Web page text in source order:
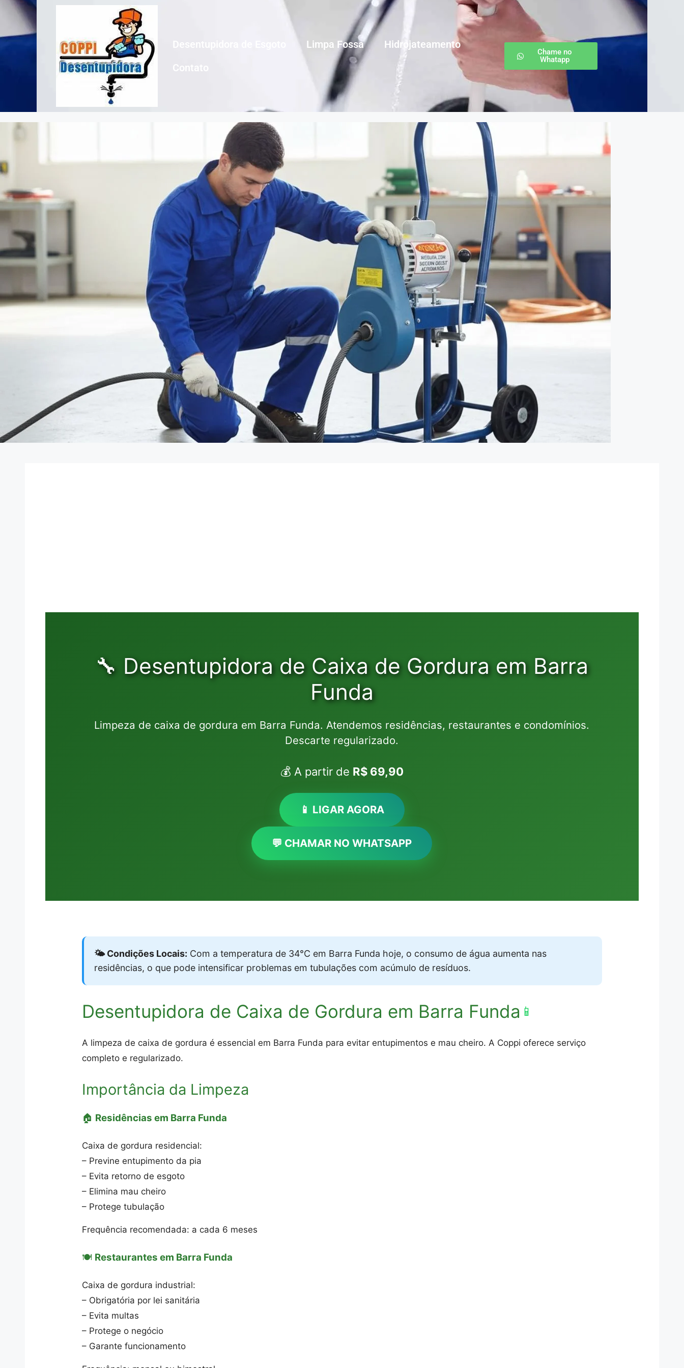
Limpa Fossa
Hidrojateamento
Chame no
Whatapp
🔧 Desentupidora de Caixa de Gordura em Barra
Funda
Limpeza de caixa de gordura em Barra Funda. Atendemos residências, restaurantes e condomínios.
Descarte regularizado.
💰 A partir de R$ 69,90
📱 LIGAR AGORA
💬 CHAMAR NO WHATSAPP
🌤️ Condições Locais: Com a temperatura de 34°C em Barra Funda hoje, o consumo de água aumenta nas
residências, o que pode intensificar problemas em tubulações com acúmulo de resíduos.
Desentupidora de Caixa de Gordura em Barra Funda 📱
A limpeza de caixa de gordura é essencial em Barra Funda para evitar entupimentos e mau cheiro. A Coppi oferece serviço
completo e regularizado.
Importância da Limpeza
🏠 Residências em Barra Funda
Caixa de gordura residencial:
– Previne entupimento da pia
– Evita retorno de esgoto
– Elimina mau cheiro
– Protege tubulação
Frequência recomendada: a cada 6 meses
🍽️ Restaurantes em Barra Funda
Caixa de gordura industrial:
– Obrigatória por lei sanitária
– Evita multas
– Protege o negócio
– Garante funcionamento